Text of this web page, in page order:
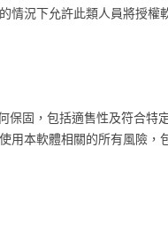
情況下允許此類人員將授權
保固，包括適售性及符合特
用本軟體相關的所有風險，